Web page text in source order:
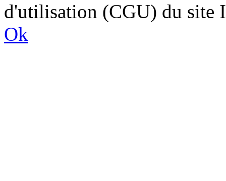
d'utilisation (CGU) du site
Ok